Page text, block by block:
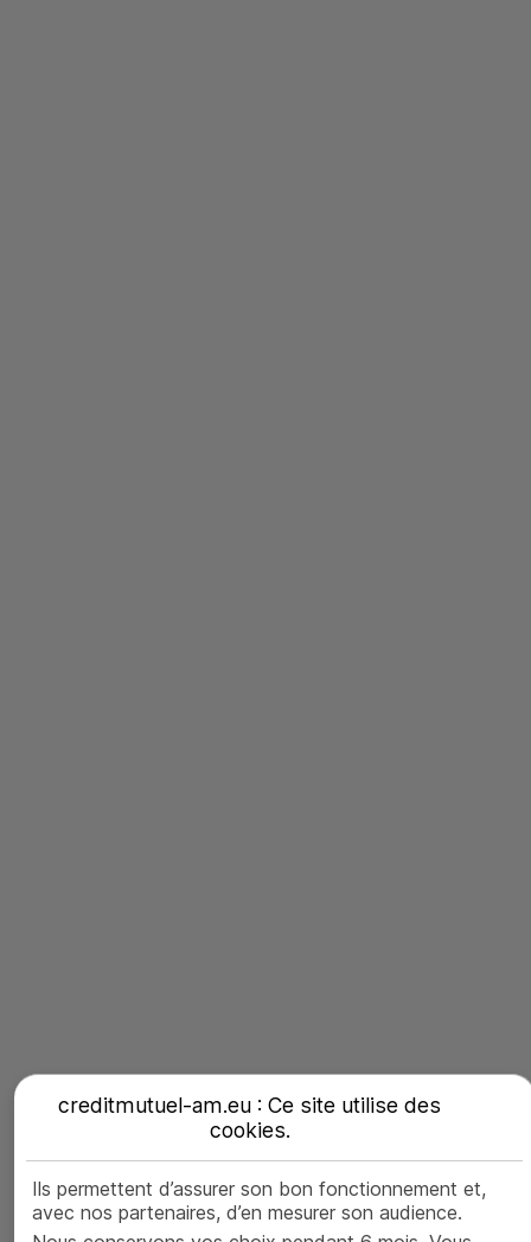
creditmutuel-am.eu : Ce site utilise des
cookies.
Ils permettent d’assurer son bon fonctionnement et,
avec nos partenaires, d’en mesurer son audience.